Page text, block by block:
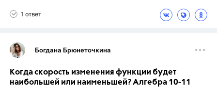
1 ответ
Богдана Брюнеточкина
Когда скорость изменения функции будет
наибольшей или наименьшей? Алгебра 10-11